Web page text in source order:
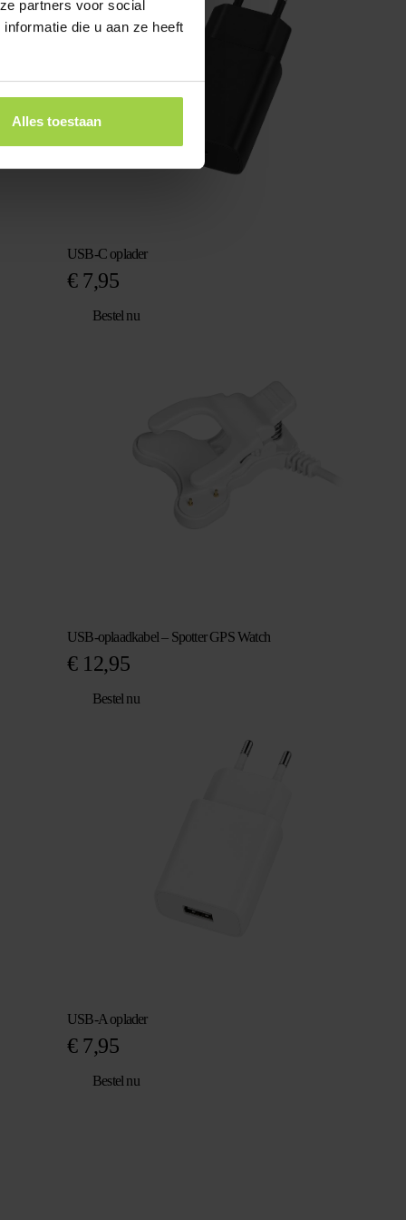
partners voor social
die u aan ze heeft
Alles toestaan
USB-C oplader
€7,95
Bestel nu
USB-oplaadkabel – Spotter GPS Watch
€12,95
Bestel nu
USB-A oplader
€7,95
Bestel nu